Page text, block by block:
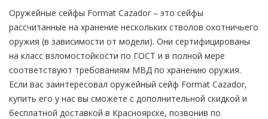
Оружейные сейфы Format Cazador – это сейфы
рассчитанные на хранение нескольких стволов охотничьего
оружия (в зависимости от модели). Они сертифицированы
на класс взломостойкости по ГОСТ и в полной мере
соответствуют требованиям МВД по хранению оружия.
Если вас заинтересовал оружейный сейф Format Cazador,
купить его у нас вы сможете с дополнительной скидкой и
бесплатной доставкой в Красноярске, позвонив по